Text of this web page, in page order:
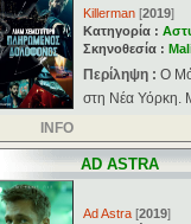
Killerman [2019]
Κατηγορία :
Σκηνοθεσία :
Περίληψη : O
στη Νέα Υόρκη.
INFO
AD ASTRA
Ad Astra [2019]